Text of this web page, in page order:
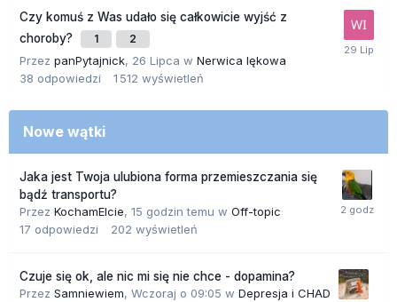
Czy komuś z Was udało się całkowicie wyjść z
choroby?
1 2
Przez panPytajnick, 26 Lipca w Nerwica lękowa
38 odpowiedzi 1 512 wyświetleń
Nowe wątki
Jaka jest Twoja ulubiona forma przemieszczania się
bądź transportu?
Przez KochamElcie, 15 godzin temu w Off-topic
17 odpowiedzi 202 wyświetleń
Czuje się ok, ale nic mi się nie chce - dopamina?
Przez Samniewiem, Wczoraj o 09:05 w Depresja i CHAD